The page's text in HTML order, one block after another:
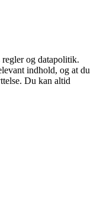
regler og datapolitik.
indhold, og at du
Du kan altid